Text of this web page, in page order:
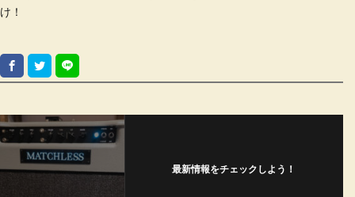
け！
最新情報をチェックしよう！